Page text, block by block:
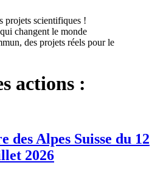
projets scientifiques !
changent le monde
des projets réels pour le
actions :
des Alpes Suisse du 12
2026